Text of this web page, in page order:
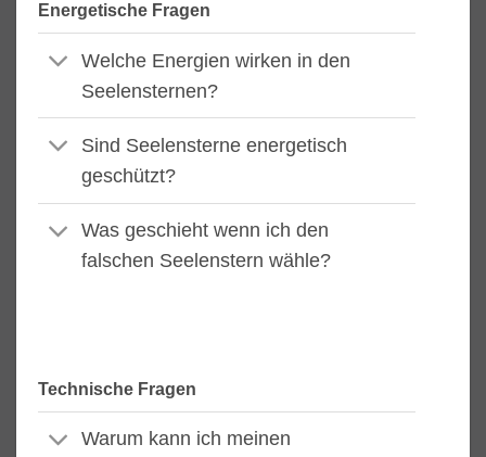
Energetische Fragen
Welche Energien wirken in den
Seelensternen?
Sind Seelensterne energetisch
geschützt?
Was geschieht wenn ich den
falschen Seelenstern wähle?
Technische Fragen
Warum kann ich meinen